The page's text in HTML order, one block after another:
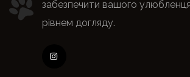
забезпечити вашого
рівнем догляду.